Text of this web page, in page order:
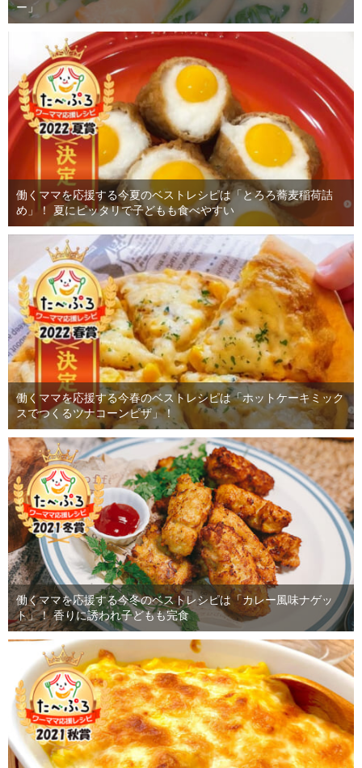
ー」
働くママを応援する今夏のベストレシピは「とろろ蕎麦稲荷詰
め」！ 夏にピッタリで子どもも食べやすい
働くママを応援する今春のベストレシピは「ホットケーキミック
スでつくるツナコーンピザ」！
働くママを応援する今冬のベストレシピは「カレー風味ナゲッ
ト」！ 香りに誘われ子どもも完食